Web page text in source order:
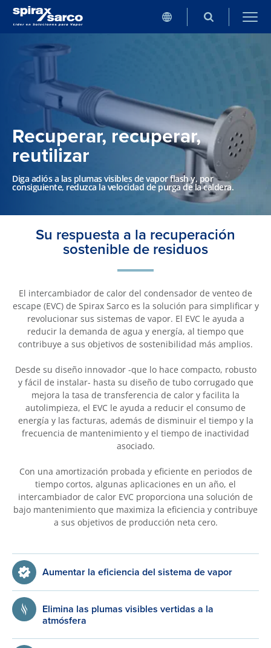
Recuperar, recuperar,
reutilizar
Diga adiós a las plumas visibles de vapor flash y, por
consiguiente, reduzca la velocidad de purga de la caldera.
Su respuesta a la recuperación
sostenible de residuos
El intercambiador de calor del condensador de venteo de
escape (EVC) de Spirax Sarco es la solución para simplificar y
revolucionar sus sistemas de vapor. El EVC le ayuda a
reducir la demanda de agua y energía, al tiempo que
contribuye a sus objetivos de sostenibilidad más amplios.
Desde su diseño innovador -que lo hace compacto, robusto
y fácil de instalar- hasta su diseño de tubo corrugado que
mejora la tasa de transferencia de calor y facilita la
autolimpieza, el EVC le ayuda a reducir el consumo de
energía y las facturas, además de disminuir el tiempo y la
frecuencia de mantenimiento y el tiempo de inactividad
asociado.
Con una amortización probada y eficiente en periodos de
tiempo cortos, algunas aplicaciones en un año, el
intercambiador de calor EVC proporciona una solución de
bajo mantenimiento que maximiza la eficiencia y contribuye
a sus objetivos de producción neta cero.
Aumentar la eficiencia del sistema de vapor
Elimina las plumas visibles vertidas a la
atmósfera